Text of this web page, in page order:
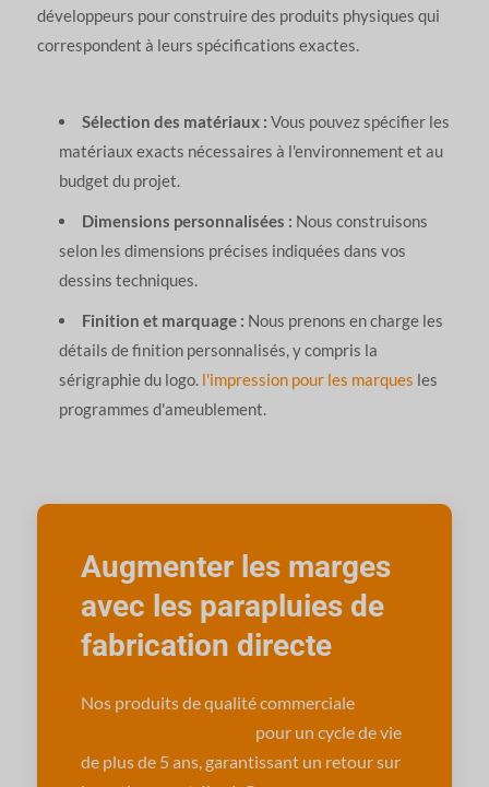
développeurs pour construire des produits physiques qui
correspondent à leurs spécifications exactes.
Sélection des matériaux : Vous pouvez spécifier les
matériaux exacts nécessaires à l'environnement et au
budget du projet.
Dimensions personnalisées : Nous construisons
selon les dimensions précises indiquées dans vos
dessins techniques.
Finition et marquage : Nous prenons en charge les
détails de finition personnalisés, y compris la
sérigraphie du logo. l'impression pour les marques les
programmes d'ameublement.
Augmenter les marges
avec les parapluies de
fabrication directe
Nos produits de qualité commerciale
pour un cycle de vie
de plus de 5 ans, garantissant un retour sur